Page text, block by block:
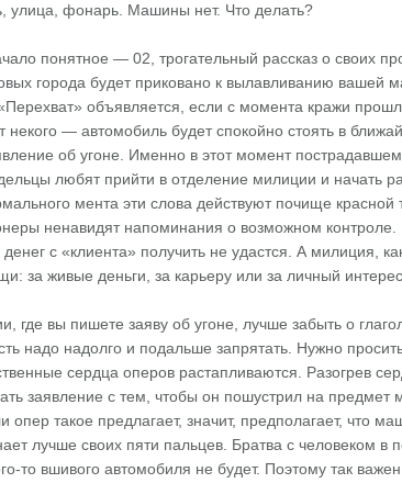
улица, фонарь. Машины нет. Что делать?
понятное — 02, трогательный рассказ о своих
города будет приковано к вылавливанию вашей
объявляется, если с момента кражи
некого — автомобиль будет спокойно стоять в
об угоне. Именно в этот момент
любят прийти в отделение милиции и начать
мента эти слова действуют почище
ненавидят напоминания о возможном контроле.
денег с «клиента» получить не удастся. А милиция,
за живые деньги, за карьеру или за личный
где вы пишете заяву об угоне, лучше забыть о
надо надолго и подальше запрятать. Нужно
сердца оперов растапливаются. Разогрев
заявление с тем, чтобы он пошустрил на
опер такое предлагает, значит, предполагает, что
лучше своих пяти пальцев. Братва с человеком в
то вшивого автомобиля не будет. Поэтому так